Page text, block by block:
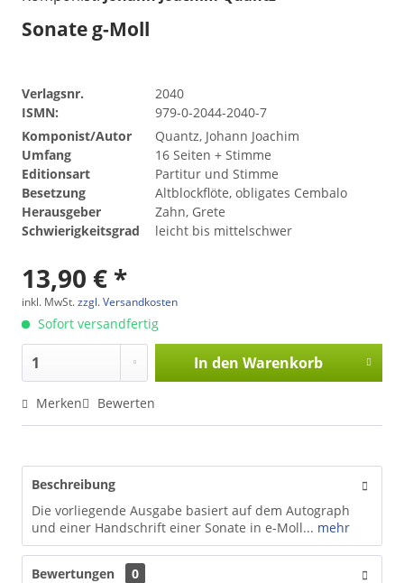
Sonate g-Moll
Verlagsnr.
2040
ISMN:
979-0-2044-2040-7
Komponist/Autor
Quantz, Johann Joachim
Umfang
16 Seiten + Stimme
Editionsart
Partitur und Stimme
Besetzung
Altblockflöte, obligates Cembalo
Herausgeber
Zahn, Grete
Schwierigkeitsgrad
leicht bis mittelschwer
13,90 € *
inkl. MwSt.zzgl. Versandkosten
Sofort versandfertig
In den Warenkorb
Merken Bewerten
Beschreibung
Die vorliegende Ausgabe basiert auf dem Autograph
und einer Handschrift einer Sonate in e-Moll... mehr
Bewertungen
0